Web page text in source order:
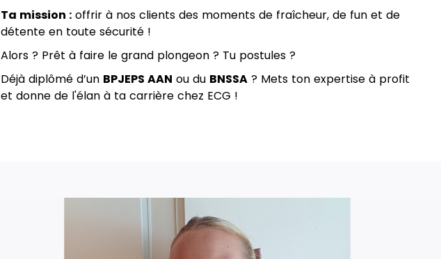
Ta mission :offrir à nos clients des moments de fraîcheur, de fun et de
détente en toute sécurité !
Alors ? Prêt à faire le grand plongeon ? Tu postules ?
Déjà diplômé d’un BPJEPS AAN ou du BNSSA? Mets ton expertise à profit
et donne de l'élan à ta carrière chez ECG !